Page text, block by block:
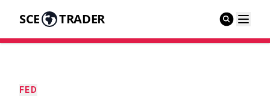
SCE TRADER
FED